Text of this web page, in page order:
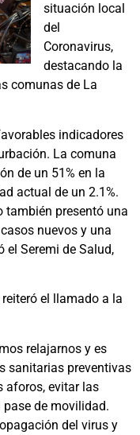
situación local
del
Coronavirus,
destacando la
comunas de La
indicadores
La comuna
de un 51% en la
actual de un 2.1%.
también presentó una
nuevos y una
el Seremi de Salud,
el llamado a la
relajarnos y es
sanitarias preventivas
aforos, evitar las
de movilidad.
del virus y